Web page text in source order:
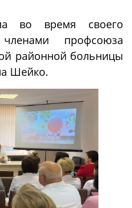
во время своего
профсоюза
районной больницы
Шейко.